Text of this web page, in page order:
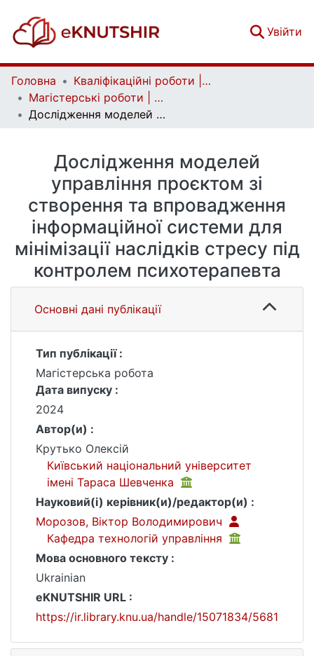
Увійти
Головна
Кваліфікаційні роботи | Qualifying works
Магістерські роботи | Master's theses
Дослідження моделей управління проєктом зі створення та впровадження інформаційної системи для мінімізації наслідків стресу під контролем психотерапевта
Дослідження моделей
управління проєктом зі
створення та впровадження
інформаційної системи для
мінімізації наслідків стресу під
контролем психотерапевта
Основні дані публікації
Тип публікації :
Магістерська робота
Дата випуску :
2024
Автор(и) :
Крутько Олексій
Київський національний університет
імені Тараса Шевченка
Науковий(і) керівник(и)/редактор(и) :
Морозов, Віктор Володимирович
Кафедра технологій управління
Мова основного тексту :
Ukrainian
eKNUTSHIR URL :
https://ir.library.knu.ua/handle/15071834/5681